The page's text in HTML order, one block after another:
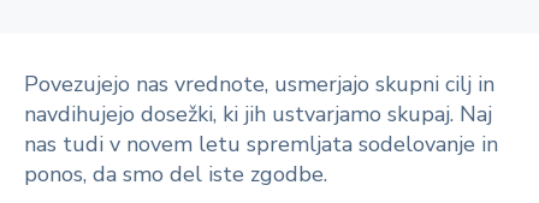
Povezujejo nas vrednote, usmerjajo skupni cilj in
navdihujejo dosežki, ki jih ustvarjamo skupaj. Naj
nas tudi v novem letu spremljata sodelovanje in
ponos, da smo del iste zgodbe.